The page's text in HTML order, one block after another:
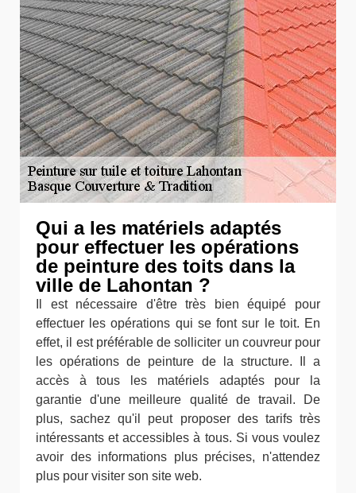
Qui a les matériels adaptés
pour effectuer les opérations
de peinture des toits dans la
ville de Lahontan ?
Il est nécessaire d'être très bien équipé pour
effectuer les opérations qui se font sur le toit. En
effet, il est préférable de solliciter un couvreur pour
les opérations de peinture de la structure. Il a
accès à tous les matériels adaptés pour la
garantie d'une meilleure qualité de travail. De
plus, sachez qu'il peut proposer des tarifs très
intéressants et accessibles à tous. Si vous voulez
avoir des informations plus précises, n'attendez
plus pour visiter son site web.